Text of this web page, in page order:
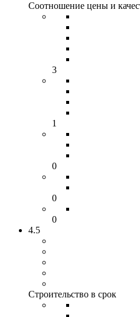
Соотношение цены и
3
1
0
0
0
4.5
Строительство в срок